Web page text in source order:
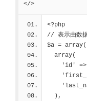
</>
<?php
// 表示由数据
$a = array(
  array(
'id'
  ),